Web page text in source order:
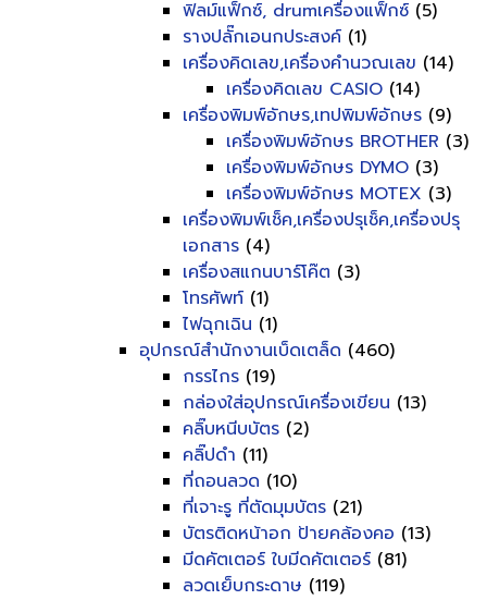
ฟิลม์แฟ็กซ์, drumเครื่องแฟ็กซ์ (5)
รางปลั๊กเอนกประสงค์ (1)
เครื่องคิดเลข,เครื่องคำนวณเลข (14)
เครื่องคิดเลข CASIO (14)
เครื่องพิมพ์อักษร,เทปพิมพ์อักษร (9)
เครื่องพิมพ์อักษร BROTHER (3)
เครื่องพิมพ์อักษร DYMO (3)
เครื่องพิมพ์อักษร MOTEX (3)
เครื่องพิมพ์เช็ค,เครื่องปรุเช็ค,เครื่องปรุ
เอกสาร (4)
เครื่องสแกนบาร์โค๊ต (3)
โทรศัพท์ (1)
ไฟฉุกเฉิน (1)
อุปกรณ์สำนักงานเบ็ดเตล็ด (460)
กรรไกร (19)
กล่องใส่อุปกรณ์เครื่องเขียน (13)
คลิ๊บหนีบบัตร (2)
คลิ๊ปดำ (11)
ที่ถอนลวด (10)
ที่เจาะรู ที่ตัดมุมบัตร (21)
บัตรติดหน้าอก ป้ายคล้องคอ (13)
มีดคัตเตอร์ ใบมีดคัตเตอร์ (81)
ลวดเย็บกระดาษ (119)